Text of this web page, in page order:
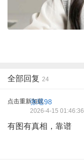
全部回复 24
点击重新加载
张瑶98
2026-4-15 01:46:36
有图有真相，靠谱